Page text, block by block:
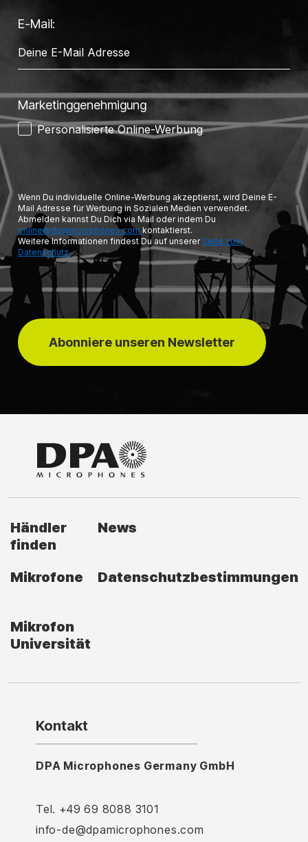
E-Mail:
Marketinggenehmigung
Personalisierte Online-Werbung
Wenn Du individuelle Online-Werbung akzeptierst, wird Deine E-
Mail Adresse für Werbung in Sozialen Medien verwendet.
Abmelden kannst Du Dich via Mail oder indem Du
online@dpamicrophones.com kontaktierst.
Weitere Informationen findest Du auf unserer Seite zum
Datenschutz.
Abonniere unseren Newsletter
Händler
finden
News
Mikrofone Datenschutzbestimmungen
Mikrofon
Universität
Kontakt
DPA Microphones Germany GmbH
Tel. +49 69 8088 3101
info-de@dpamicrophones.com